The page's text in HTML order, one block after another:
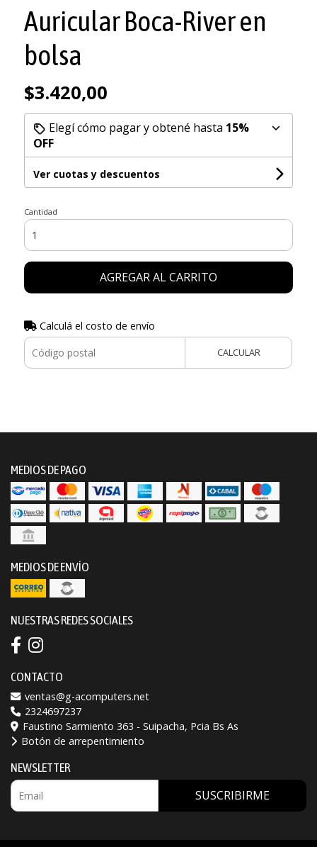
Auricular Boca-River en
bolsa
$3.420,00
Elegí cómo pagar y obtené hasta 15%
OFF
Ver cuotas y descuentos
Cantidad
AGREGAR AL CARRITO
Calculá el costo de envío
CALCULAR
MEDIOS DE PAGO
MEDIOS DE ENVÍO
NUESTRAS REDES SOCIALES
CONTACTO
ventas@g-acomputers.net
2324697237
Faustino Sarmiento 363 - Suipacha, Pcia Bs As
Botón de arrepentimiento
NEWSLETTER
SUSCRIBIRME